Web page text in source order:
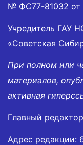
№ ФС77-81032 от
Учредитель ГАУ
«Советская
При полном или
материалов,
активная
Главный
Адрес редакции: